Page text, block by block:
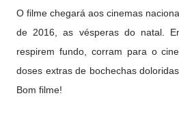
O filme chegará aos cinemas
de 2016, as vésperas do natal.
respirem fundo, corram para o
doses extras de bochechas
Bom filme!